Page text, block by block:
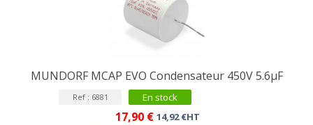
MUNDORF MCAP EVO Condensateur 450V 5.6µF
Ref : 6881 En stock
17,90 € 14,92 €HT